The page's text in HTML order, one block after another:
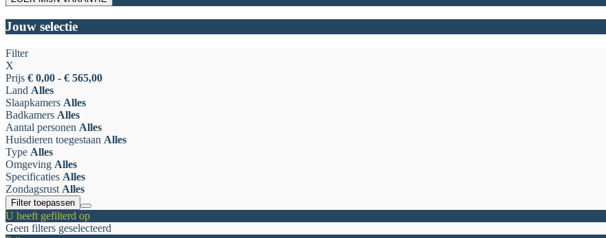
Jouw selectie
Filter
X
Prijs € 0,00 - € 565,00
Land Alles
Slaapkamers Alles
Badkamers Alles
Aantal personen Alles
Huisdieren toegestaan Alles
Type Alles
Omgeving Alles
Specificaties Alles
Zondagsrust Alles
Filter toepassen
U heeft gefilterd op
Geen filters geselecteerd